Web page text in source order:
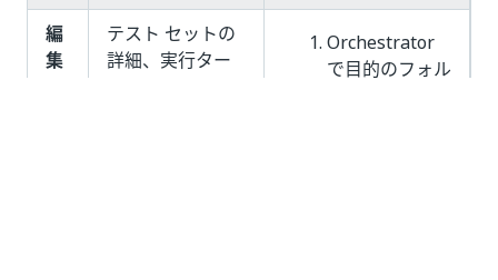
編
集
テスト セットの
詳細、実行ター
Orchestrator
で目的のフォル